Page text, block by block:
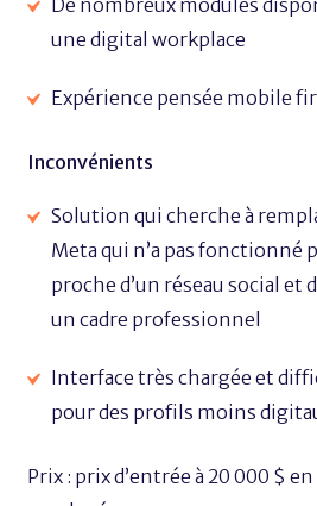
De nombreux modules
une digital workplace
Expérience pensée mobile
Inconvénients
Solution qui cherche à
Meta qui n’a pas fonctionné
proche d’un réseau social et
un cadre professionnel
Interface très chargée et
pour des profils moins
Prix : prix d’entrée à 20 000 $ en